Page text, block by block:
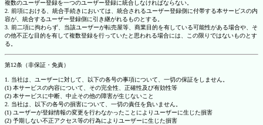
複数のユーザー登録を一つのユーザー登録に統合しなければならない。
2. 前項における、統合手続きにおいては、統合されるユーザー登録側に付帯する本サービスの内
容が、統合するユーザー登録側に引き継がれるものとする。
3. 前二項に拘わらず、当該ユーザーが転売屋等、商業目的を有している可能性がある場合や、そ
の他不正な目的を有して複数登録を行っていたと思われる場合には、この限りではないものとす
る。
第12条（非保証・免責）
1. 当社は、ユーザーに対して、以下の各号の事項について、一切の保証をしません。
(1) 本サービスの内容について、その完全性、正確性及び有効性等
(2) 本サービスに中断、中止その他の障害が生じないこと
2. 当社は、以下の各号の損害について、一切の責任を負いません。
(1) ユーザーが登録情報の変更を行わなかったことによりユーザーに生じた損害
(2) 予期しない不正アクセス等の行為によりユーザーに生じた損害